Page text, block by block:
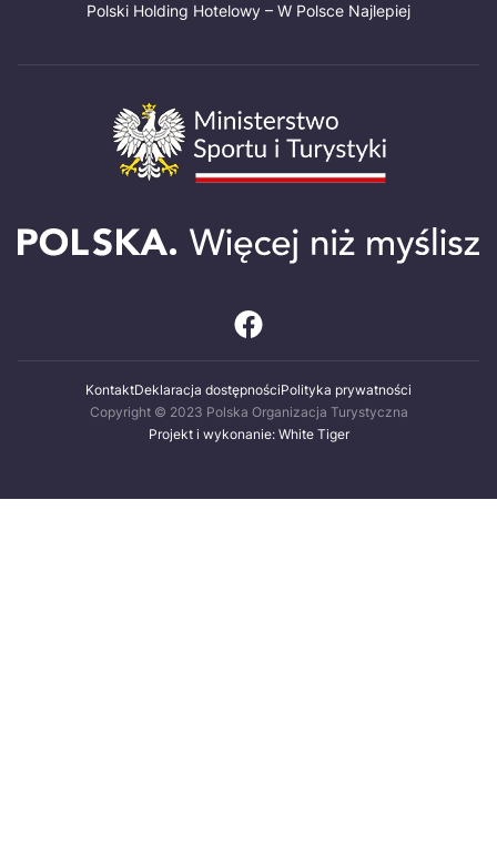
Polski Holding Hotelowy – W Polsce Najlepiej
KontaktDeklaracja dostępnościPolityka prywatności
Copyright © 2023 Polska Organizacja Turystyczna
Projekt i wykonanie: White Tiger